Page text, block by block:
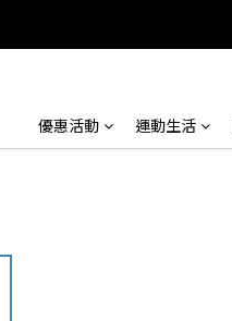
優惠活動 運動生活